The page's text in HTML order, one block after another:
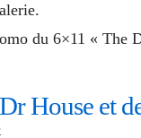
du 6×11 « The
House et